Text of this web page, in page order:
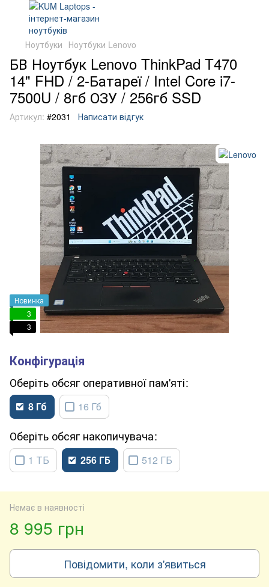
Ноутбуки Ноутбуки Lenovo
БВ Ноутбук Lenovo ThinkPad T470
14" FHD / 2-Батареї / Intel Core i7-
7500U / 8гб ОЗУ / 256гб SSD
Артикул: #2031 Написати відгук
Новинка
3
3
обсяг оперативної пам'яті
8 Гб 16 Гб
обсяг накопичувача
1 ТБ 256 ГБ 512 ГБ
Немає в наявності
8 995 грн
Повідомити, коли з'явиться